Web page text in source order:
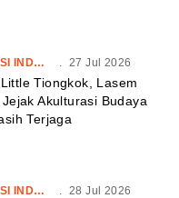
INSPIRASI INDONESIA . 27 Jul 2026
Tiongkok, Lasem
Akulturasi Budaya
Terjaga
INSPIRASI INDONESIA 28 Jul 2026